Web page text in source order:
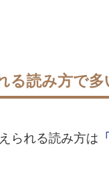
る読み方で
られる読み方は